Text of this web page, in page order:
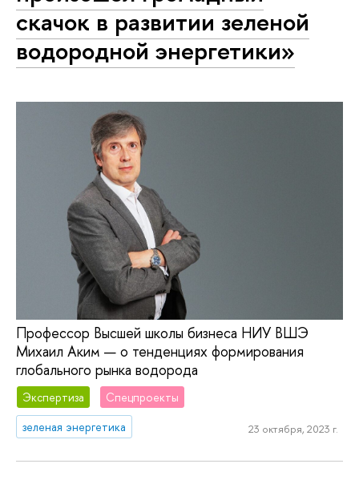
скачок в развитии зеленой
водородной энергетики»
Профессор Высшей школы бизнеса НИУ ВШЭ
Михаил Аким — о тенденциях формирования
глобального рынка водорода
Экспертиза
Спецпроекты
зеленая энергетика
23 октября, 2023 г.